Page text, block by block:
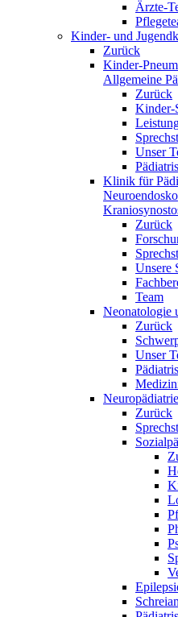
Ärzte-
Kinder- und
Zurück
Kinder-
Allgemeine
Zurück
Kinder-
Unser
Klinik für
Zurück
Unsere
Team
Neonatologie
Zurück
Unser
Neuropädiatrie
Zurück